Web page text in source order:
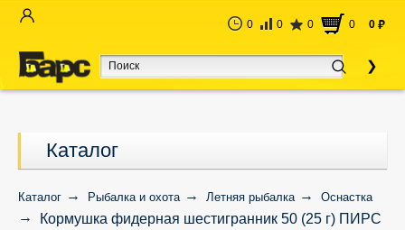
0 0 0 0 0 руб
Каталог
Каталог Рыбалка и охота Летняя рыбалка Оснастка
Кормушка фидерная шестигранник 50 (25 г) ПИРС